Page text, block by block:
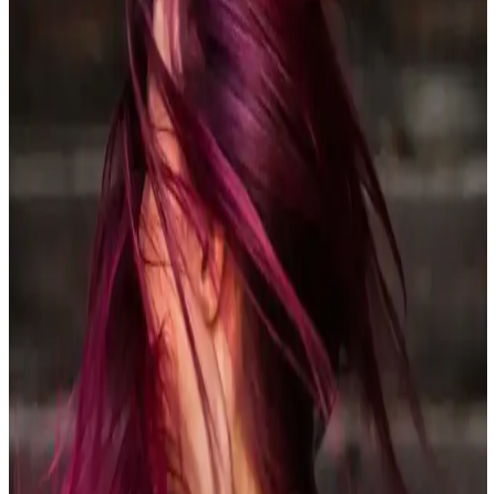
Blonde ve brunette saç renkleri arasında seçim yaparken cilt tonu,
yüz hatları ve bakım gereksinimleri önemlidir. Ara tonlar dengeli ve
doğal bir görünüm sunar, renk geçişleri ise bakım kolaylığı sağlar.
Çingene Saç Rengi: Dijital İçerik Eksikliği ve Arama
Sonuçlarının Analizi
Çingene saç rengi ifadesiyle ilgili dijital platformlarda kapsamlı
içerik bulunmamaktadır. Arama sonuçları genellikle YouTube'un
genel özelliklerine odaklanmakta, konu hakkında detaylı bilgi
Saç Parlatma Ürünlerinin Kimyasal Yapısı,
Faydaları ve Saç Sağlığına Etkileri
Saç parlatıcılar, saçın dış yüzeyini kaplayarak parlaklık sağlar, renk
solmasını yavaşlatır ancak yapısal hasarı onaramaz. Yarı kalıcı
ürünler saç sağlığı için daha az zararlıdır ve doğru kullanımla etkili
sonuç verir.
Buzlu Çikolata Kahve Saç Rengi: Estetik ve Ton
Özellikleri Üzerine Kapsamlı İnceleme